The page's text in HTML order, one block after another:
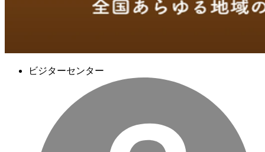
ビジターセンター